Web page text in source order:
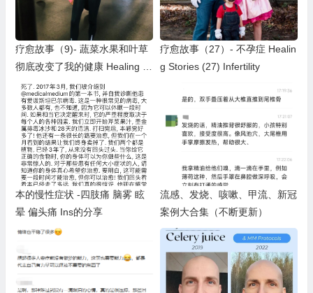
疗愈故事（9)- 蔬菜水果和叶草
彻底改变了我的健康 Healing St
ories (9)
疗愈故事（27）- 不孕症 Healin
g Stories (27) Infertility
本的慢性症状 -四肢痛 脑雾 眩
晕 偏头痛 Ins的分享
流感、发烧、咳嗽、甲流、新冠
案例大合集（不断更新）